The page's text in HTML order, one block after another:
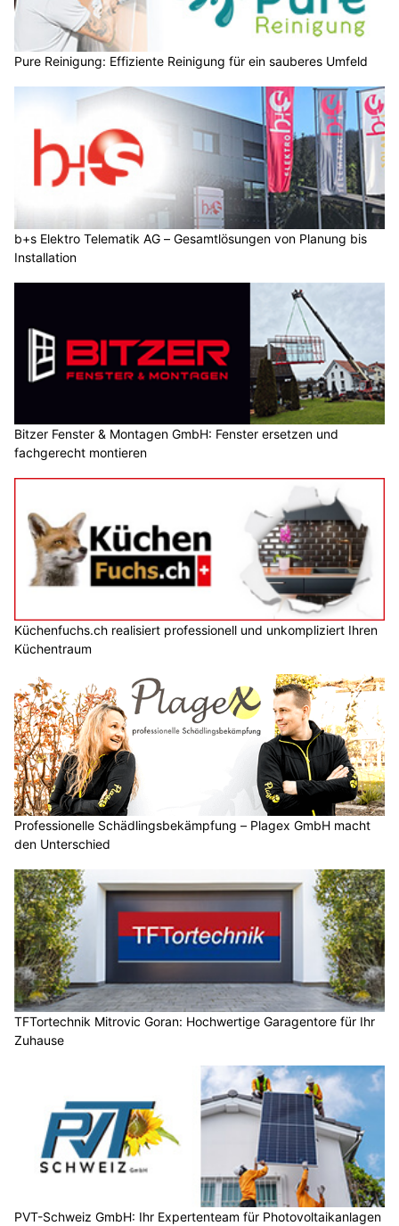
Pure Reinigung: Effiziente Reinigung für ein sauberes Umfeld
b+s Elektro Telematik AG – Gesamtlösungen von Planung bis
Installation
Bitzer Fenster & Montagen GmbH: Fenster ersetzen und
fachgerecht montieren
Küchenfuchs.ch realisiert professionell und unkompliziert Ihren
Küchentraum
Professionelle Schädlingsbekämpfung – Plagex GmbH macht
den Unterschied
TFTortechnik Mitrovic Goran: Hochwertige Garagentore für Ihr
Zuhause
PVT-Schweiz GmbH: Ihr Expertenteam für Photovoltaikanlagen